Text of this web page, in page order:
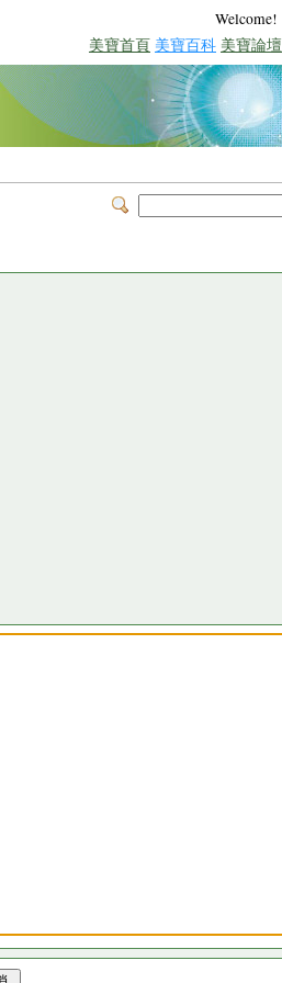
Welcome!
美寶首頁 美寶百科 美寶論壇